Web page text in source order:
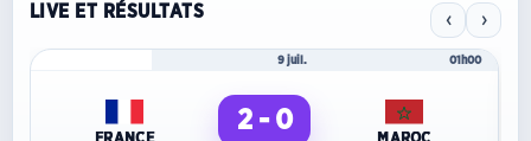
LIVE ET RÉSULTATS ‹ ›
9 juil. 01h00
2 - 0